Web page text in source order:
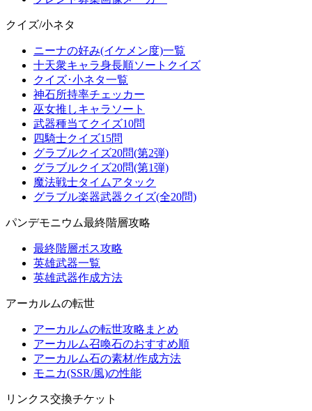
クイズ/小ネタ
ニーナの好み(イケメン度)一覧
十天衆キャラ身長順ソートクイズ
クイズ･小ネタ一覧
神石所持率チェッカー
巫女推しキャラソート
武器種当てクイズ10問
四騎士クイズ15問
グラブルクイズ20問(第2弾)
グラブルクイズ20問(第1弾)
魔法戦士タイムアタック
グラブル楽器武器クイズ(全20問)
パンデモニウム最終階層攻略
最終階層ボス攻略
英雄武器一覧
英雄武器作成方法
アーカルムの転世
アーカルムの転世攻略まとめ
アーカルム召喚石のおすすめ順
アーカルム石の素材/作成方法
モニカ(SSR/風)の性能
リンクス交換チケット